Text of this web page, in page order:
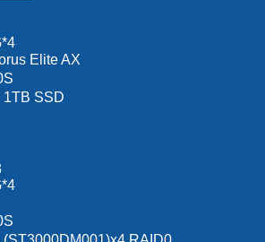
Elite AX
1TB SSD